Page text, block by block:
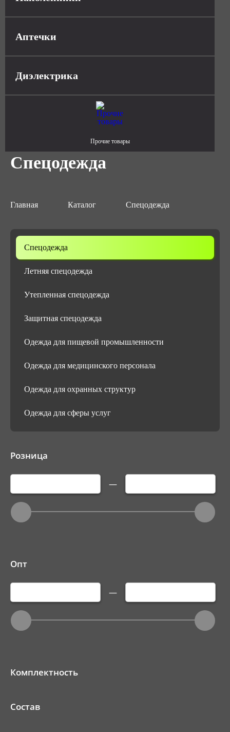
Аптечки
Диэлектрика
Прочие товары
Спецодежда
Главная Каталог Спецодежда
Спецодежда
Летняя спецодежда
Утепленная спецодежда
Защитная спецодежда
Одежда для пищевой промышленности
Одежда для медицинского персонала
Одежда для охранных структур
Одежда для сферы услуг
Розница
—
Опт
—
Комплектность
Состав